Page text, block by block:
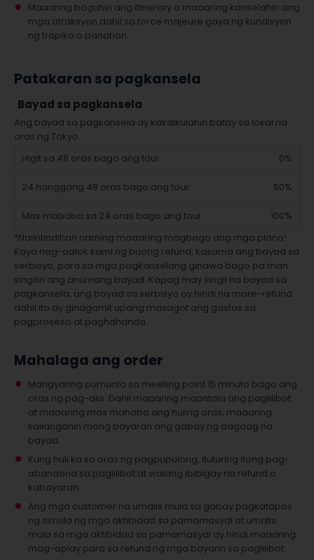
Maaaring baguhin ang itinerary o maaaring kanselahin ang
mga atraksyon dahil sa force majeure gaya ng kundisyon
ng trapiko o panahon.
Patakaran sa pagkansela
Bayad sa pagkansela
Ang bayad sa pagkansela ay kakalkulahin batay sa lokal na
oras ng Tokyo.
Higit sa 48 oras bago ang tour
0%
24 hanggang 48 oras bago ang tour 50%
Mas mababa sa 24 oras bago ang tour
100%
*Naiintindihan naming maaaring magbago ang mga plano!
Kaya nag-aalok kami ng buong refund, kasama ang bayad sa
serbisyo, para sa mga pagkanselang ginawa bago pa man
singilin ang anumang bayad. Kapag may singil na bayad sa
pagkansela, ang bayad sa serbisyo ay hindi na mare-refund
dahil ito ay ginagamit upang masagot ang gastos sa
pagproseso at paghahanda.
Mahalaga ang order
Mangyaring pumunta sa meeting point 15 minuto bago ang
oras ng pag-alis. Dahil maaaring maantala ang paglilibot
at maaaring mas mahaba ang huling oras, maaaring
kailanganin mong bayaran ang gabay ng dagdag na
bayad.
Kung huli ka sa oras ng pagpupulong, ituturing itong pag-
abandona sa paglilibot at walang ibibigay na refund o
kabayaran.
Ang mga customer na umalis mula sa gabay pagkatapos
ng simula ng mga aktibidad sa pamamasyal at umalis
mula sa mga aktibidad sa pamamasyal ay hindi maaaring
mag-aplay para sa refund ng mga bayarin sa paglilibot.